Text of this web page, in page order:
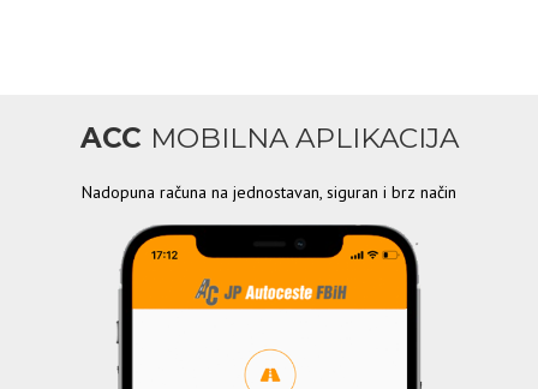
ACC MOBILNA APLIKACIJA
Nadopuna računa na jednostavan, siguran i brz način